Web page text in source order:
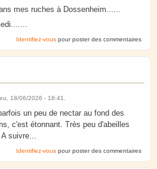
mes ruches à Dossenheim......
Identifiez-vous pour poster des commentaires
18/06/2026 - 18:41
un peu de nectar au fond des
c'est étonnant. Très peu d'abeilles
suivre...
Identifiez-vous pour poster des commentaires